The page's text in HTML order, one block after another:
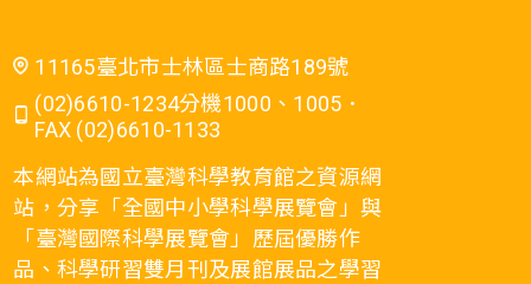
11165臺北市士林區士商路189號
(02)6610-1234分機1000、1005．
FAX (02)6610-1133
本網站為國立臺灣科學教育館之資源網
站，分享「全國中小學科學展覽會」與
「臺灣國際科學展覽會」歷屆優勝作
品、科學研習雙月刊及展館展品之學習